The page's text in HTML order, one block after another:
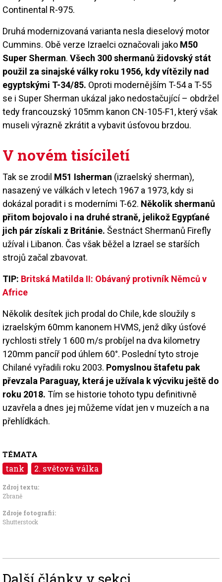
Continental R-975.
Druhá modernizovaná varianta nesla dieselový motor
Cummins. Obě verze Izraelci označovali jako M50
Super Sherman. Všech 300 shermanů židovský stát
použil za sinajské války roku 1956, kdy vítězily nad
egyptskými T-34/85. Oproti modernějším T-54 a T-55
se i Super Sherman ukázal jako nedostačující – obdržel
tedy francouzský 105mm kanon CN-105-F1, který však
museli výrazně zkrátit a vybavit úsťovou brzdou.
V novém tisíciletí
Tak se zrodil M51 Isherman (izraelský sherman),
nasazený ve válkách v letech 1967 a 1973, kdy si
dokázal poradit i s moderními T-62. Několik shermanů
přitom bojovalo i na druhé straně, jelikož Egypťané
jich pár získali z Británie. Šestnáct Shermanů Firefly
užíval i Libanon. Čas však běžel a Izrael se starších
strojů začal zbavovat.
TIP: Britská Matilda II: Obávaný protivník Němců v
Africe
Několik desítek jich prodal do Chile, kde sloužily s
izraelským 60mm kanonem HVMS, jenž díky úsťové
rychlosti střely 1 600 m/s probíjel na dva kilometry
120mm pancíř pod úhlem 60°. Poslední tyto stroje
Chilané vyřadili roku 2003. Pomyslnou štafetu pak
převzala Paraguay, která je užívala k výcviku ještě do
roku 2018. Tím se historie tohoto typu definitivně
uzavřela a dnes jej můžeme vídat jen v muzeích a na
přehlídkách.
TÉMATA
tank 2. světová válka
Zdroj textu:
Zbraně
Zdroje fotografii:
Shutterstock
Další články v sekci